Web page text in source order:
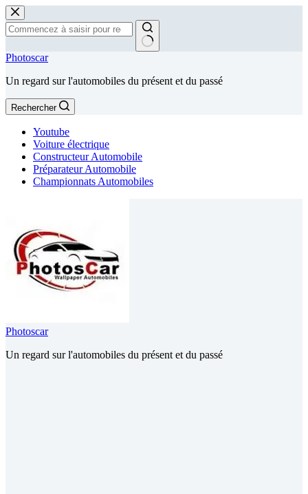
Passer
au
contenu
Aucun
Photoscar
Un regard sur l'automobiles du présent et du passé
Rechercher
Youtube
Voiture électrique
Constructeur Automobile
Préparateur Automobile
Championnats Automobiles
Photoscar
Un regard sur l'automobiles du présent et du passé